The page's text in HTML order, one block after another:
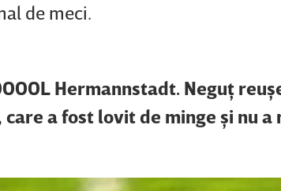
de meci.
Hermannstadt. Neguţ
care a fost lovit de minge şi nu